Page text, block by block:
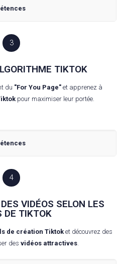
3
TIKTOK
du "For You Page"et apprenez à
pour maximiser leur portée.
4
VIDÉOS SELON LES
DE TIKTOK
de création Tiktok et découvrez des
des vidéos attractives